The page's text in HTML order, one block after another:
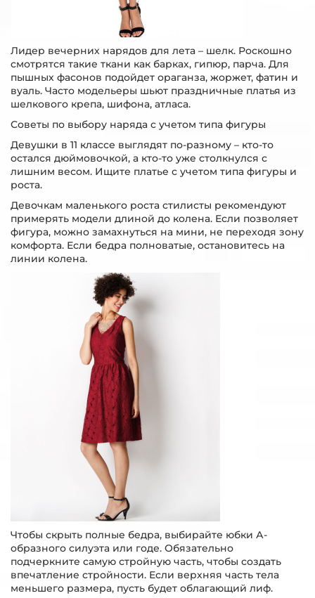
Лидер вечерних нарядов для лета – шелк. Роскошно
смотрятся такие ткани как барках, гипюр, парча. Для
пышных фасонов подойдет ораганза, жоржет, фатин и
вуаль. Часто модельеры шьют праздничные платья из
шелкового крепа, шифона, атласа.
Советы по выбору наряда с учетом типа фигуры
Девушки в 11 классе выглядят по-разному – кто-то
остался дюймовочкой, а кто-то уже столкнулся с
лишним весом. Ищите платье с учетом типа фигуры и
роста.
Девочкам маленького роста стилисты рекомендуют
примерять модели длиной до колена. Если позволяет
фигура, можно замахнуться на мини, не переходя зону
комфорта. Если бедра полноватые, остановитесь на
линии колена.
Чтобы скрыть полные бедра, выбирайте юбки А-
образного силуэта или годе. Обязательно
подчеркните самую стройную часть, чтобы создать
впечатление стройности. Если верхняя часть тела
меньшего размера, пусть будет облагающий лиф.